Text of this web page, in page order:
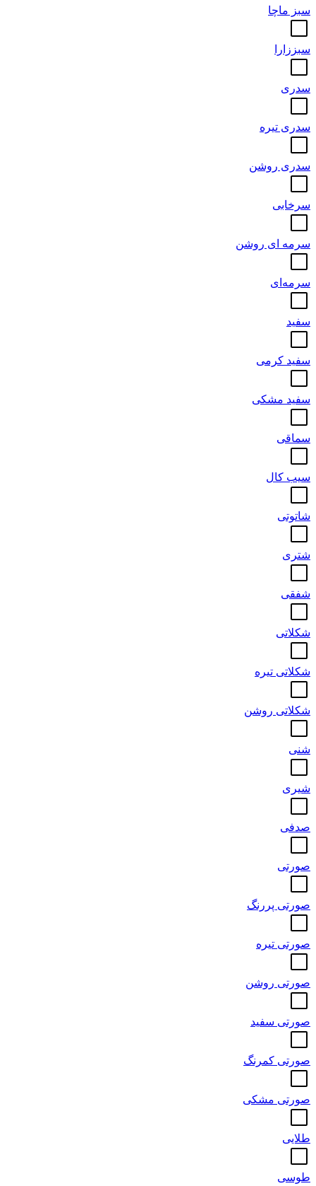
سبز ماچا
سبززارا
سدری
سدری تیره
سدری روشن
سرخابی
سرمه ای روشن
سرمه‌ای
سفید
سفید کرمی
سفید مشکی
سماقی
سیب کال
شاتوتی
شتری
شفقی
شکلاتی
شکلاتی تیره
شکلاتی روشن
شنی
شیری
صدفی
صورتی
صورتی پررنگ
صورتی تیره
صورتی روشن
صورتی سفید
صورتی کمرنگ
صورتی مشکی
طلایی
طوسی